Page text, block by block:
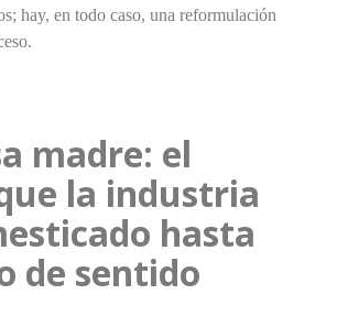
hay, en todo caso, una reformulación
madre: el
la industria
hasta
de sentido